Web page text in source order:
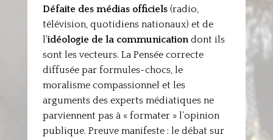
Défaite des médias officiels(radio,
télévision, quotidiens nationaux) et de
l’idéologie de la communicationdont ils
sont les vecteurs. La Pensée correcte
diffusée par formules-chocs, le
moralisme compassionnel et les
arguments des experts médiatiques ne
parviennent pas à « formater » l’opinion
publique. Preuve manifeste : le débat sur